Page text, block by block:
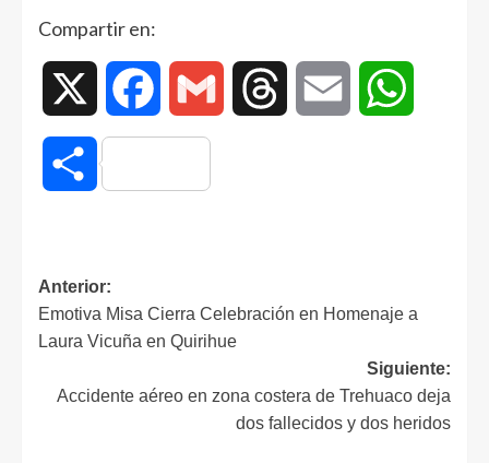
Compartir en:
Facebook Gmail Threads Email
Compartir
Anterior:
Emotiva Misa Cierra Celebración en Homenaje a
Laura Vicuña en Quirihue
Siguiente:
Accidente aéreo en zona costera de Trehuaco deja
dos fallecidos y dos heridos